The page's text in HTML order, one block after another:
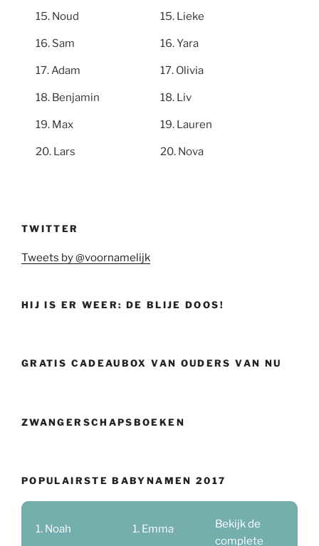
Noud
Sam
Adam
Benjamin
Max
Lars
Lieke
Yara
Olivia
Liv
Lauren
Nova
TWITTER
Tweets by @voornamelijk
HIJ IS ER WEER: DE BLIJE DOOS!
GRATIS CADEAUBOX VAN OUDERS VAN NU
ZWANGERSCHAPSBOEKEN
POPULAIRSTE BABYNAMEN 2017
Noah Emma
Bekijk de
complete